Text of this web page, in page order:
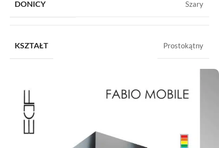
DONICY
Szary
KSZTAŁT Prostokątny